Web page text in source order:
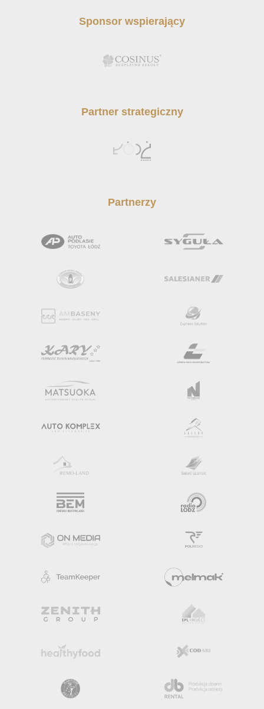
Sponsor wspierający
Partner strategiczny
Partnerzy